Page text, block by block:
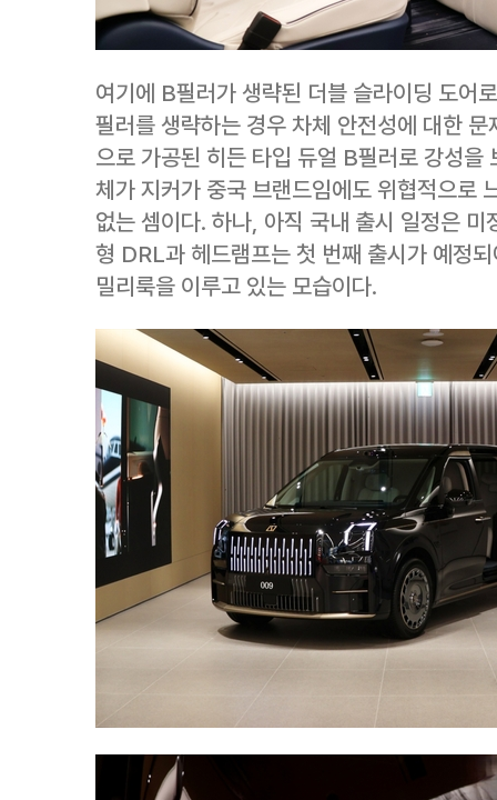
여기에 B필러가 생략된 더블 슬라이딩 도어
필러를 생략하는 경우 차체 안전성에 대한
으로 가공된 히든 타입 듀얼 B필러로 강성을
체가 지커가 중국 브랜드임에도 위협적으로
없는 셈이다. 하나, 아직 국내 출시 일정은
형 DRL과 헤드램프는 첫 번째 출시가 예정
밀리룩을 이루고 있는 모습이다.